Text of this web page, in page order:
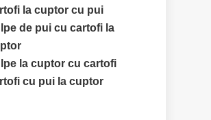
la cuptor cu pui
de pui cu cartofi la
la cuptor cu cartofi
cu pui la cuptor